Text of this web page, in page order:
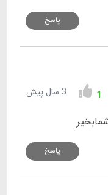
پاسخ
1 3 سال پیش
پاسخ